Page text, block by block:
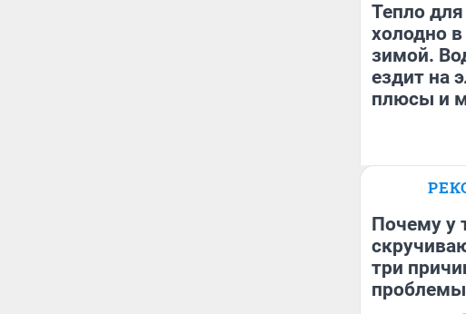
Тепло
холодно
зимой.
ездит на
плюсы и
Почему у
три
проблемы